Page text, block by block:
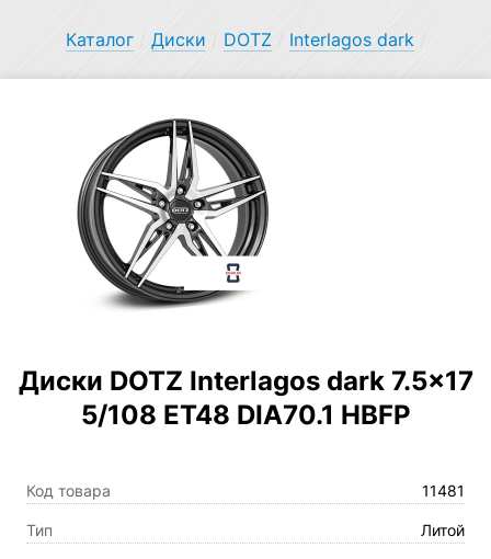
Каталог/ Диски DOTZ Interlagos dark/
Диски DOTZ Interlagos dark 7.5×17
5/108 ET48 DIA70.1 HBFP
Код товара 11481
Тип Литой